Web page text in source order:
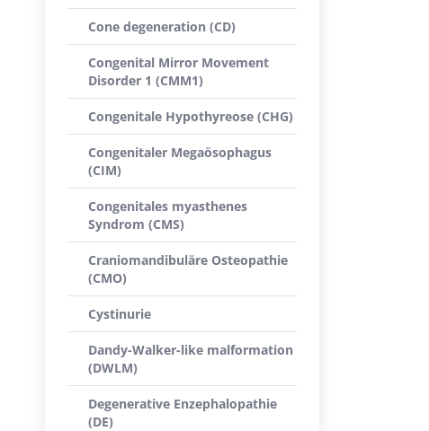
Cone degeneration (CD)
Congenital Mirror Movement
Disorder 1 (CMM1)
Congenitale Hypothyreose (CHG)
Congenitaler Megaösophagus
(CIM)
Congenitales myasthenes
Syndrom (CMS)
Craniomandibuläre Osteopathie
(CMO)
Cystinurie
Dandy-Walker-like malformation
(DWLM)
Degenerative Enzephalopathie
(DE)